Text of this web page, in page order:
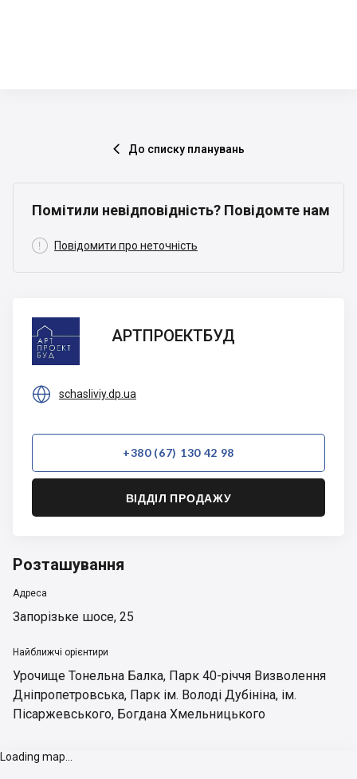
 До списку планувань
Помітили невідповідність? Повідомте нам
 Повідомити про неточність
АРТПРОЕКТБУД
АРТПРОЕКТБУД
 schasliviy.dp.ua
+380 (67) 130 42 98
ВІДДІЛ ПРОДАЖУ
Розташування
Адреса
Запорізьке шосе, 25
Найближчі орієнтири
Урочище Тонельна Балка, Парк 40-річчя Визволення
Дніпропетровська, Парк ім. Володі Дубініна, ім.
Пісаржевського, Богдана Хмельницького
Loading map...